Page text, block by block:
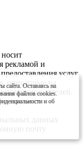
Оставаясь на
файлов cookies.
и об
рекламой и
услуг
описанные на
отелей.
согласия
данных
почту